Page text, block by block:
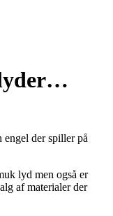
engel der spiller på
lyd men også er
af materialer der